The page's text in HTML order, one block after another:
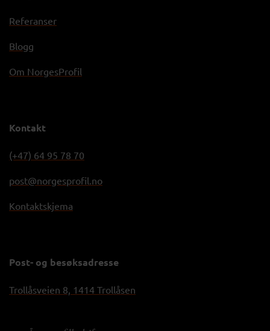
Referanser
Blogg
Om NorgesProfil
Kontakt
(+47) 64 95 78 70
post@norgesprofil.no
Kontaktskjema
Post- og besøksadresse
Trollåsveien 8, 1414 Trollåsen